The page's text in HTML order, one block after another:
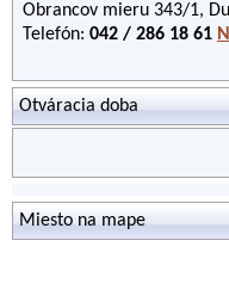
Obrancov mieru 343/1,
Telefón: 042 / 286 18 61
Otváracia doba
Miesto na mape